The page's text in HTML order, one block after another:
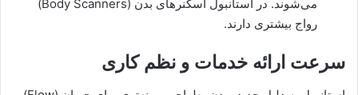
می‌شوند. در استانبول اسکنرهای بدن (Body Scanners)
رواج بیشتری دارند.
سرعت ارائه خدمات و نظم کاری